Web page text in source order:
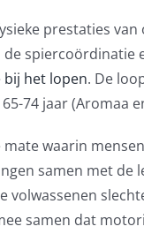
prestaties
spiercoördinatie
het lopen. De
74 jaar (Aromaa
waarin
samen met de
volwassenen
samen dat